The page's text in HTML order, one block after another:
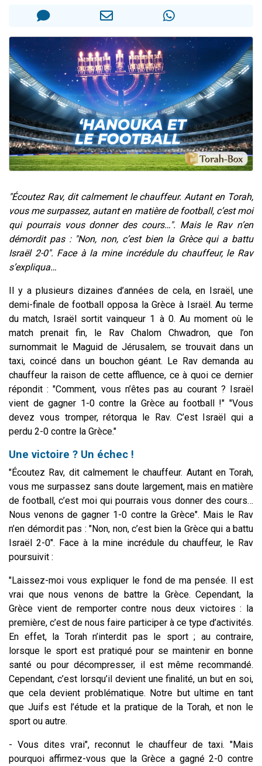
Il reste 49 places pour étudier en groupe sur Zoom
12 nouvelles musiques dans Torah-Box Music
2 personnes viennent de nous rejoindre sur WhatsApp
"Écoutez Rav, dit calmement le chauffeur. Autant en Torah,
vous me surpassez, autant en matière de football, c’est moi
qui pourrais vous donner des cours…". Mais le Rav n’en
démordit pas : "Non, non, c’est bien la Grèce qui a battu
Israël 2-0". Face à la mine incrédule du chauffeur, le Rav
s’expliqua…
Il y a plusieurs dizaines d’années de cela, en Israël, une
demi-finale de football opposa la Grèce à Israël. Au terme
du match, Israël sortit vainqueur 1 à 0. Au moment où le
match prenait fin, le Rav Chalom Chwadron, que l’on
surnommait le Maguid de Jérusalem, se trouvait dans un
taxi, coincé dans un bouchon géant. Le Rav demanda au
chauffeur la raison de cette affluence, ce à quoi ce dernier
répondit : "Comment, vous n’êtes pas au courant ? Israël
vient de gagner 1-0 contre la Grèce au football !" "Vous
devez vous tromper, rétorqua le Rav. C’est Israël qui a
perdu 2-0 contre la Grèce."
Une victoire ? Un échec !
"Écoutez Rav, dit calmement le chauffeur. Autant en Torah,
vous me surpassez sans doute largement, mais en matière
de football, c’est moi qui pourrais vous donner des cours…
Nous venons de gagner 1-0 contre la Grèce". Mais le Rav
n’en démordit pas : "Non, non, c’est bien la Grèce qui a battu
Israël 2-0". Face à la mine incrédule du chauffeur, le Rav
poursuivit :
"Laissez-moi vous expliquer le fond de ma pensée. Il est
vrai que nous venons de battre la Grèce. Cependant, la
Grèce vient de remporter contre nous deux victoires : la
première, c’est de nous faire participer à ce type d’activités.
En effet, la Torah n’interdit pas le sport ; au contraire,
lorsque le sport est pratiqué pour se maintenir en bonne
santé ou pour décompresser, il est même recommandé.
Cependant, c’est lorsqu’il devient une finalité, un but en soi,
que cela devient problématique. Notre but ultime en tant
que Juifs est l’étude et la pratique de la Torah, et non le
sport ou autre.
- Vous dites vrai", reconnut le chauffeur de taxi. "Mais
pourquoi affirmez-vous que la Grèce a gagné 2-0 contre